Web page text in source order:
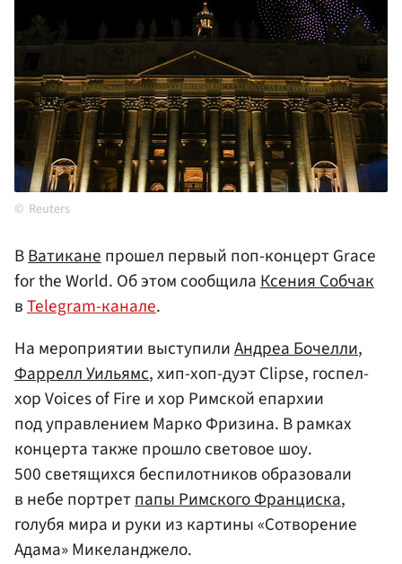
Reuters
ВВатиканепрошел первый поп-концерт Grace
for the World. Об этом сообщилаКсения Собчак
вTelegram-канале.
На мероприятии выступилиАндреа Бочелли,
Фаррелл Уильямс, хип-хоп-дуэт Clipse, госпел-
хор Voices of Fire и хор Римской епархии
под управлением Марко Фризина. В рамках
концерта также прошло световое шоу.
500 светящихся беспилотников образовали
в небе портретпапы Римского Франциска,
голубя мира и руки из картины «Сотворение
Адама» Микеланджело.